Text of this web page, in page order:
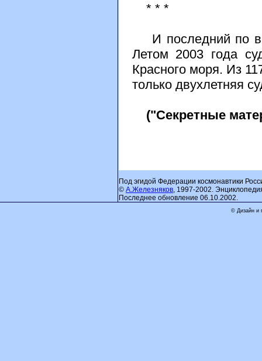
* * *
И последний по
Летом 2003 года
Красного моря. Из
только двухлетняя
("Секретные
Под эгидой Федерации космонавтики
© А.Железняков, 1997-2002.
Последнее обновление 06.10.2002.
© Дизайн и